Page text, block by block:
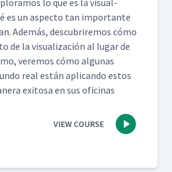
lo que es la visu­al­
es un aspec­to tan impor­tante
Además, des­cubrire­mos cómo
de la visu­al­ización al lugar de
ver­e­mos cómo algu­nas
real están apli­can­do estos
exi­tosa en sus ofic­i­nas
VIEW COURSE